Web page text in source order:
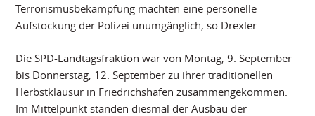
Terrorismusbekämpfung machten eine personelle
Aufstockung der Polizei unumgänglich, so Drexler.
Die SPD-Landtagsfraktion war von Montag, 9. September
bis Donnerstag, 12. September zu ihrer traditionellen
Herbstklausur in Friedrichshafen zusammengekommen.
Im Mittelpunkt standen diesmal der Ausbau der